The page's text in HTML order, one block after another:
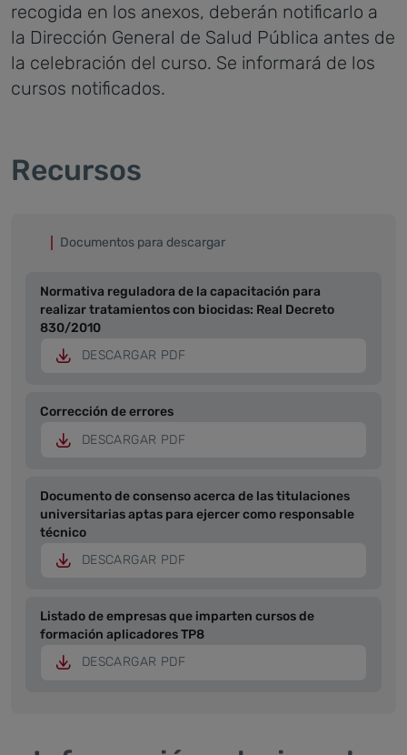
recogida en los anexos, deberán notificarlo a
la Dirección General de Salud Pública antes de
la celebración del curso. Se informará de los
cursos notificados.
Recursos
Documentos para descargar
Normativa reguladora de la capacitación para
realizar tratamientos con biocidas: Real Decreto
830/2010
DESCARGAR PDF
Corrección de errores
DESCARGAR PDF
Documento de consenso acerca de las titulaciones
universitarias aptas para ejercer como responsable
técnico
DESCARGAR PDF
Listado de empresas que imparten cursos de
formación aplicadores TP8
DESCARGAR PDF